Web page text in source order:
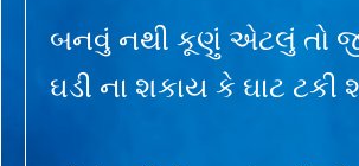
બનવું નથી કૂણું એટલું તો
ઘડી ના શકાય કે ઘાટ ટકી